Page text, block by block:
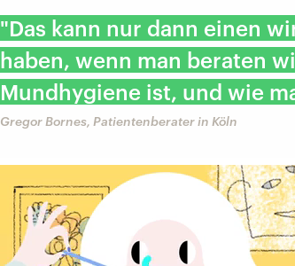
"Das kann nur dann einen
haben, wenn man beraten
Mundhygiene ist, und wie
Gregor Bornes, Patientenberater in Köln